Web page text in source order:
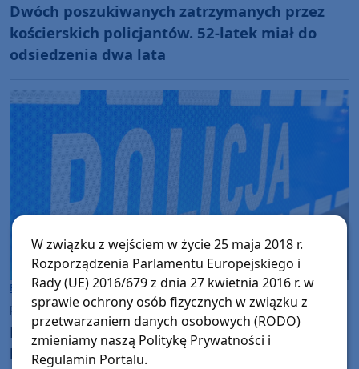
Dwóch poszukiwanych zatrzymanych przez
kościerskich policjantów. 52-latek miał do
odsiedzenia dwa lata
Powiat Kościerski
poniedziałek, 27 lipca 2026, 13:13
Mieszkanka powiatu kościerskiego
kompletnie pijana prowadziła samochód. 44-
W związku z wejściem w życie 25 maja 2018 r.
Rozporządzenia Parlamentu Europejskiego i
Rady (UE) 2016/679 z dnia 27 kwietnia 2016 r. w
sprawie ochrony osób fizycznych w związku z
przetwarzaniem danych osobowych (RODO)
zmieniamy naszą Politykę Prywatności i
Regulamin Portalu.